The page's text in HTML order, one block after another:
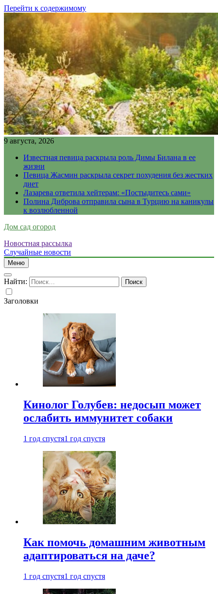
Перейти к содержимому
9 августа, 2026
Известная певица раскрыла роль Димы Билана в ее
жизни
Певица Жасмин раскрыла секрет похудения без жестких
диет
Лазарева ответила хейтерам: «Постыдитесь сами»
Полина Диброва отправила сына в Турцию на каникулы
к возлюбленной
Дом сад огород
Новостная рассылка
Случайные новости
Меню
Найти:
Заголовки
Кинолог Голубев: недосып может
ослабить иммунитет собаки
1 год спустя1 год спустя
Как помочь домашним животным
адаптироваться на даче?
1 год спустя1 год спустя